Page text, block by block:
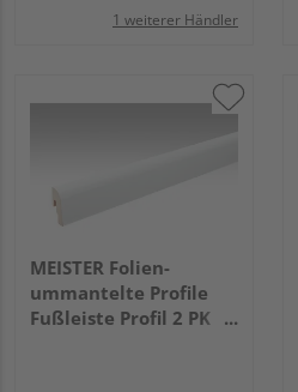
1 weiterer Händler
MEISTER Folien-
ummantelte Profile
Fußleiste Profil 2 PK